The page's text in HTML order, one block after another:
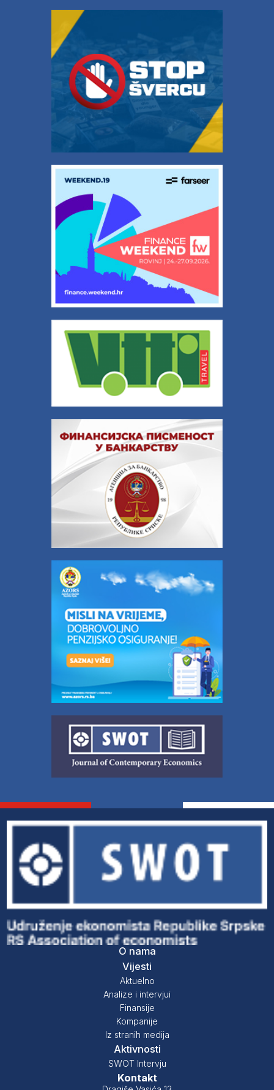
O nama
Vijesti
Aktuelno
Analize i intervjui
Finansije
Kompanije
Iz stranih medija
Aktivnosti
SWOT Intervju
Kontakt